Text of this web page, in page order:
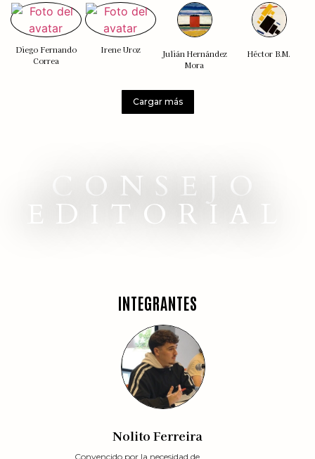
Diego Fernando
Correa
Irene Uroz
Julián Hernández
Mora
Héctor B.M.
Cargar más
CONSEJO
EDITORIAL
INTEGRANTES
Nolito Ferreira
Convencido por la necesidad de